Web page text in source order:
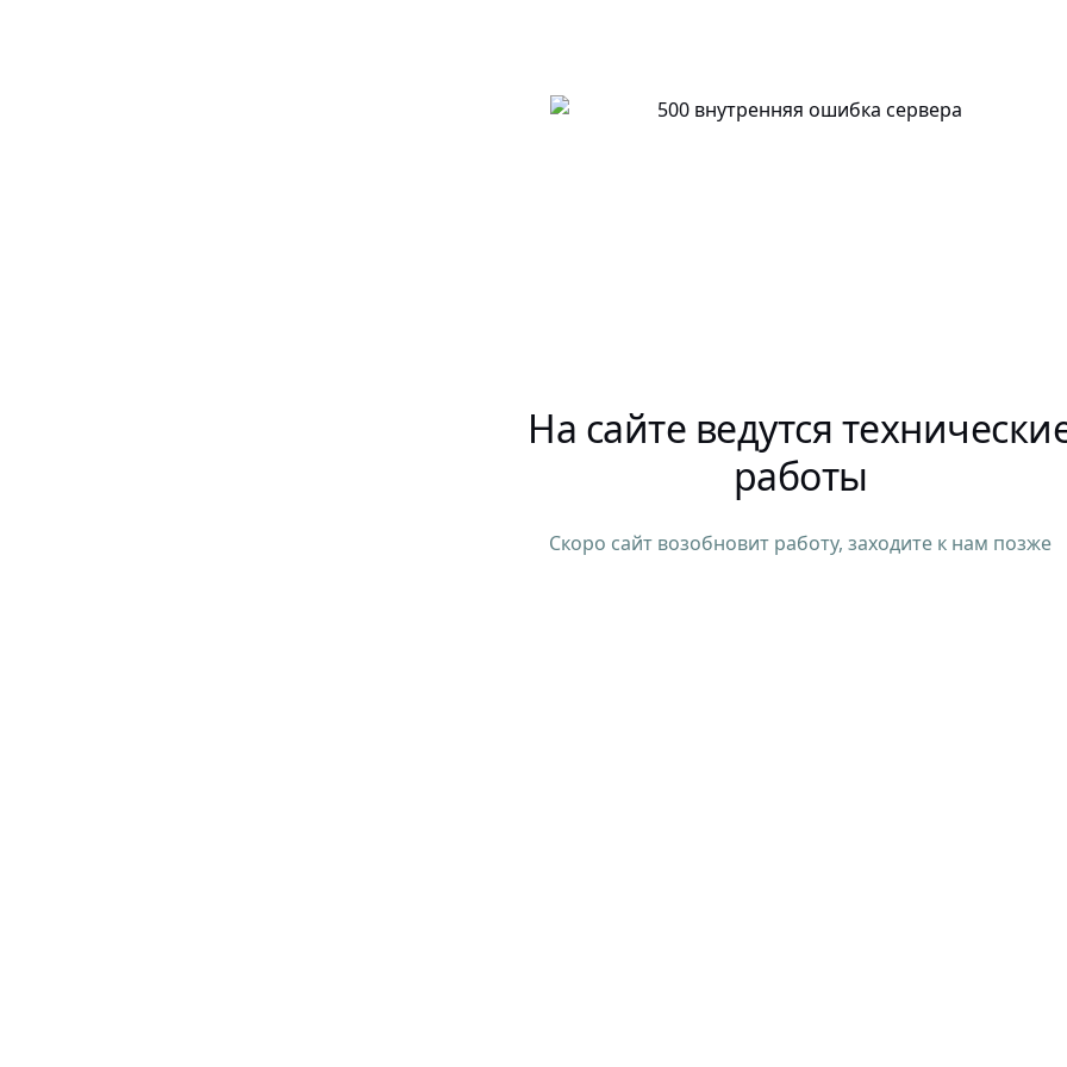
На сайте ведутся
работы
Скоро сайт возобновит работу, заходите к нам позже